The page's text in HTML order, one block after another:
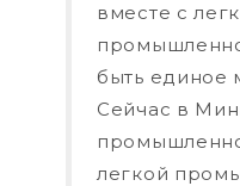
вместе с
быть единое
Сейчас в
легкой